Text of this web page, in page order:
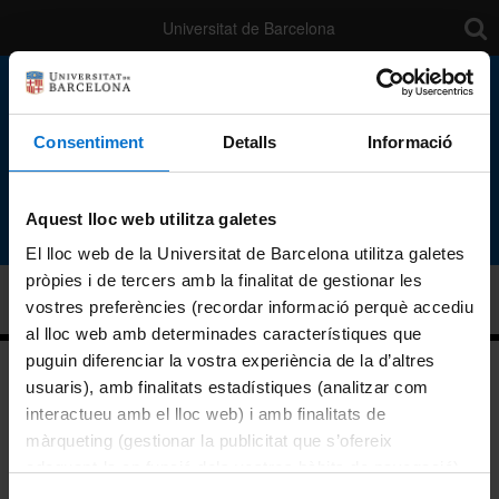
Consentiment Detalls Informació
Aquest lloc web utilitza galetes
El lloc web de la Universitat de Barcelona utilitza galetes
pròpies i de tercers amb la finalitat de gestionar les
vostres preferències (recordar informació perquè accediu
al lloc web amb determinades característiques que
puguin diferenciar la vostra experiència de la d’altres
usuaris), amb finalitats estadístiques (analitzar com
interactueu amb el lloc web) i amb finalitats de
màrqueting (gestionar la publicitat que s’ofereix
Universitat de Barcelona
Facultat de Medicina i Ciències de la Salut
Departament
d'Odontoestomatologia
Consell de departament